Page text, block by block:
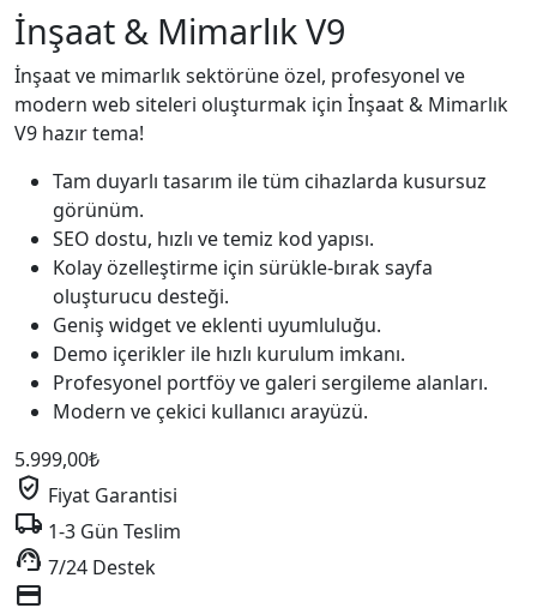
İnşaat & Mimarlık V9
İnşaat ve mimarlık sektörüne özel, profesyonel ve
modern web siteleri oluşturmak için İnşaat & Mimarlık
V9 hazır tema!
Tam duyarlı tasarım ile tüm cihazlarda kusursuz
görünüm.
SEO dostu, hızlı ve temiz kod yapısı.
Kolay özelleştirme için sürükle-bırak sayfa
oluşturucu desteği.
Geniş widget ve eklenti uyumluluğu.
Demo içerikler ile hızlı kurulum imkanı.
Profesyonel portföy ve galeri sergileme alanları.
Modern ve çekici kullanıcı arayüzü.
5.999,00₺
verified_user Fiyat Garantisi
local_shipping 1-3 Gün Teslim
support_agent 7/24 Destek
credit_card